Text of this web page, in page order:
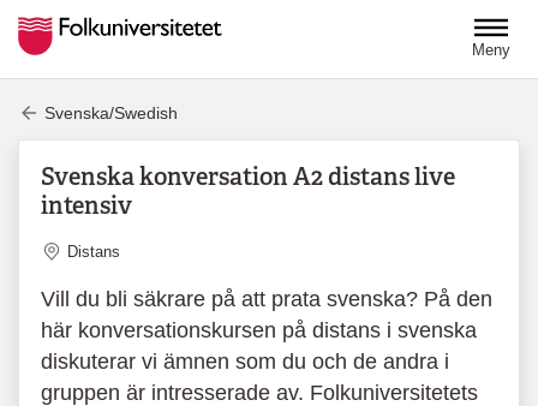
Meny
Svenska/Swedish
Svenska konversation A2 distans live
intensiv
Plats
Distans
Vill du bli säkrare på att prata svenska? På den
här konversationskursen på distans i svenska
diskuterar vi ämnen som du och de andra i
gruppen är intresserade av. Folkuniversitetets